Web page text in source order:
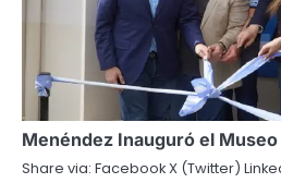
Menéndez Inauguró el
Share via: Facebook X (Twitter)